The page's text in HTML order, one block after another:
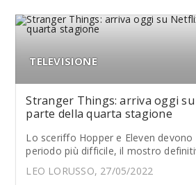
TELEVISIONE
Stranger Things: arriva oggi
parte della quarta stagione
Lo sceriffo Hopper e Eleven
periodo più difficile, il mostro
LEO LORUSSO, 27/05/2022